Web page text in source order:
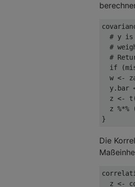
# y is
#
#
if
(
  w
<-
  y.bar
  z
<- t
  z
%*%
}
Die
  z
<-